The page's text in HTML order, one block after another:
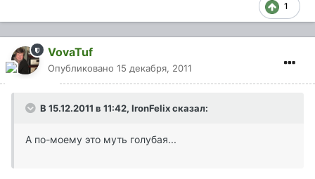
1
VovaTuf
Опубликовано 15 декабря, 2011
В 15.12.2011 в 11:42, IronFelix сказал:
А по-моему это муть голубая...